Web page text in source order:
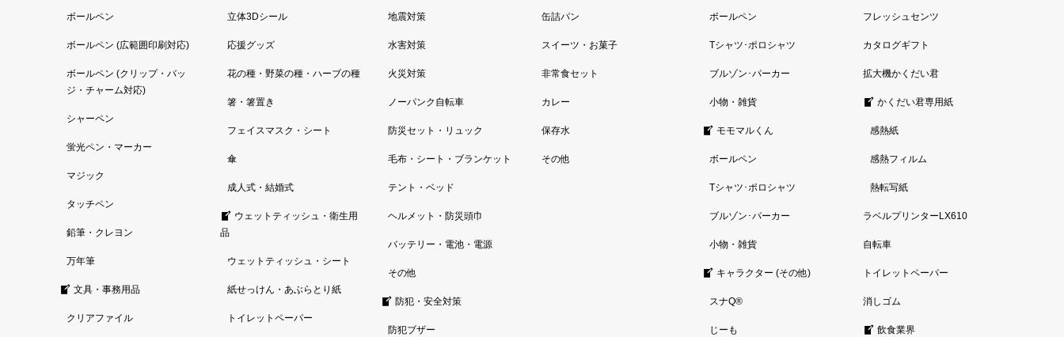
ボールペン
ボールペン (広範囲印刷対応)
ボールペン (クリップ・バッ
ジ・チャーム対応)
シャーペン
蛍光ペン・マーカー
マジック
タッチペン
鉛筆・クレヨン
万年筆
文具・事務用品
クリアファイル
立体3Dシール
応援グッズ
花の種・野菜の種・ハーブの種
箸・箸置き
フェイスマスク・シート
傘
成人式・結婚式
ウェットティッシュ・衛生用
品
ウェットティッシュ・シート
紙せっけん・あぶらとり紙
トイレットペーパー
地震対策
水害対策
火災対策
ノーパンク自転車
防災セット・リュック
毛布・シート・ブランケット
テント・ベッド
ヘルメット・防災頭巾
バッテリー・電池・電源
その他
防犯・安全対策
防犯ブザー
缶詰パン
スイーツ・お菓子
非常食セット
カレー
保存水
その他
ボールペン
Tシャツ･ポロシャツ
ブルゾン･パーカー
小物・雑貨
モモマルくん
ボールペン
Tシャツ･ポロシャツ
ブルゾン･パーカー
小物・雑貨
キャラクター (その他)
スナQ®
じーも
フレッシュセンツ
カタログギフト
拡大機かくだい君
かくだい君専用紙
感熱紙
感熱フィルム
熱転写紙
ラベルプリンターLX610
自転車
トイレットペーパー
消しゴム
飲食業界